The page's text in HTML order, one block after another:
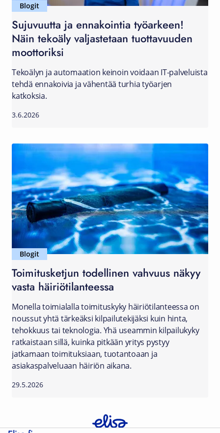
Blogit
Sujuvuutta ja ennakointia työarkeen!
Näin tekoäly valjastetaan tuottavuuden
moottoriksi
Tekoälyn ja automaation keinoin voidaan IT-palveluista
tehdä ennakoivia ja vähentää turhia työarjen
katkoksia.
3.6.2026
Blogit
Toimitusketjun todellinen vahvuus näkyy
vasta häiriötilanteessa
Monella toimialalla toimituskyky häiriötilanteessa on
noussut yhtä tärkeäksi kilpailutekijäksi kuin hinta,
tehokkuus tai teknologia. Yhä useammin kilpailukyky
ratkaistaan sillä, kuinka pitkään yritys pystyy
jatkamaan toimituksiaan, tuotantoaan ja
asiakaspalveluaan häiriön aikana.
29.5.2026